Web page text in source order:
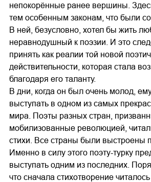
непокорённые ранее вершины.
тем особенным законам, что были
В ней, безусловно, хотел бы жить
неравнодушный к поэзии. И это
принять как реалии той новой
действительности, которая стала
благодаря его таланту.
В дни, когда он был очень молод,
выступать в одном из самых
мира. Поэты разных стран,
мобилизованные революцией,
стихи. Все страны были выстроены
Именно в силу этого поэту-турку
выступать одним из последних.
что сначала стихотворение